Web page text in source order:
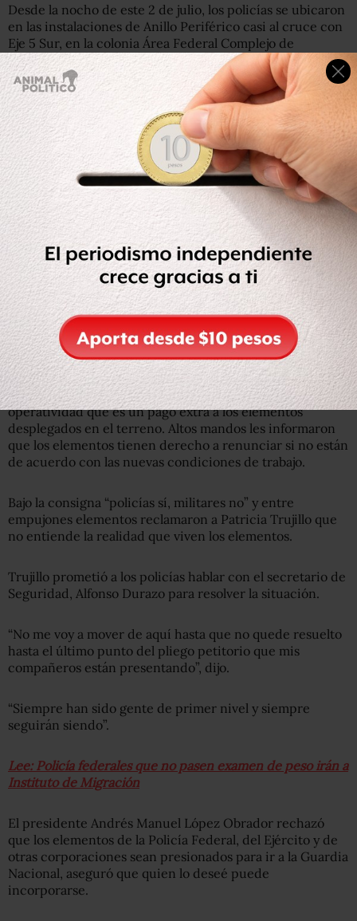
Desde la nocho de este 2 de julio, los policías se ubicaron
en las instalaciones de Anillo Periférico casi al cruce con
Eje 5 Sur, en la colonia Área Federal Complejo de
Telefonía, en protesta por su cambio a la Guardia
Nacional sin liquidación y en demanda de apoyos.
Un grupo de policías aún mantiene un bloqueo en la
carretera México-Pachuca, en ambos sentidos de la vía, a
la altura del kilómetro 11, cerca de la base de la
corporación ubicada en San Juanico. Solo permiten el
paso de ambulancias y vehículos de emergencia.
En tanto, los elementos que se manifestaron liberaron la
vialidad en Periférico al sur, en la avenida
Constituyentes, así como la avenida de las Torres.
Lee: La Policía Federal está en “quiebra”: debe casi 2 mil
500 millones y no tiene para pagar
La inconformidad
Los policías señalan que se les canceló un bono de
operatividad que es un pago extra a los elementos
desplegados en el terreno. Altos mandos les informaron
que los elementos tienen derecho a renunciar si no están
de acuerdo con las nuevas condiciones de trabajo.
Bajo la consigna “policías sí, militares no” y entre
empujones elementos reclamaron a Patricia Trujillo que
no entiende la realidad que viven los elementos.
Trujillo prometió a los policías hablar con el secretario de
Seguridad, Alfonso Durazo para resolver la situación.
“No me voy a mover de aquí hasta que no quede resuelto
hasta el último punto del pliego petitorio que mis
compañeros están presentando”, dijo.
“Siempre han sido gente de primer nivel y siempre
seguirán siendo”.
Lee: Policía federales que no pasen examen de peso irán a
Instituto de Migración
El presidente Andrés Manuel López Obrador rechazó
que los elementos de la Policía Federal, del Ejército y de
otras corporaciones sean presionados para ir a la Guardia
Nacional, aseguró que quien lo deseé puede
incorporarse.